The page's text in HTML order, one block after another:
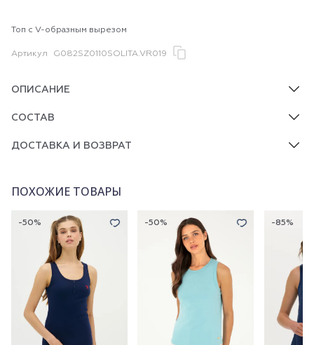
Топ с V-образным вырезом
Артикул G082SZ0110SOLITA.VR019
ОПИСАНИЕ
СОСТАВ
ДОСТАВКА И ВОЗВРАТ
ПОХОЖИЕ ТОВАРЫ
-50% -50% -85%